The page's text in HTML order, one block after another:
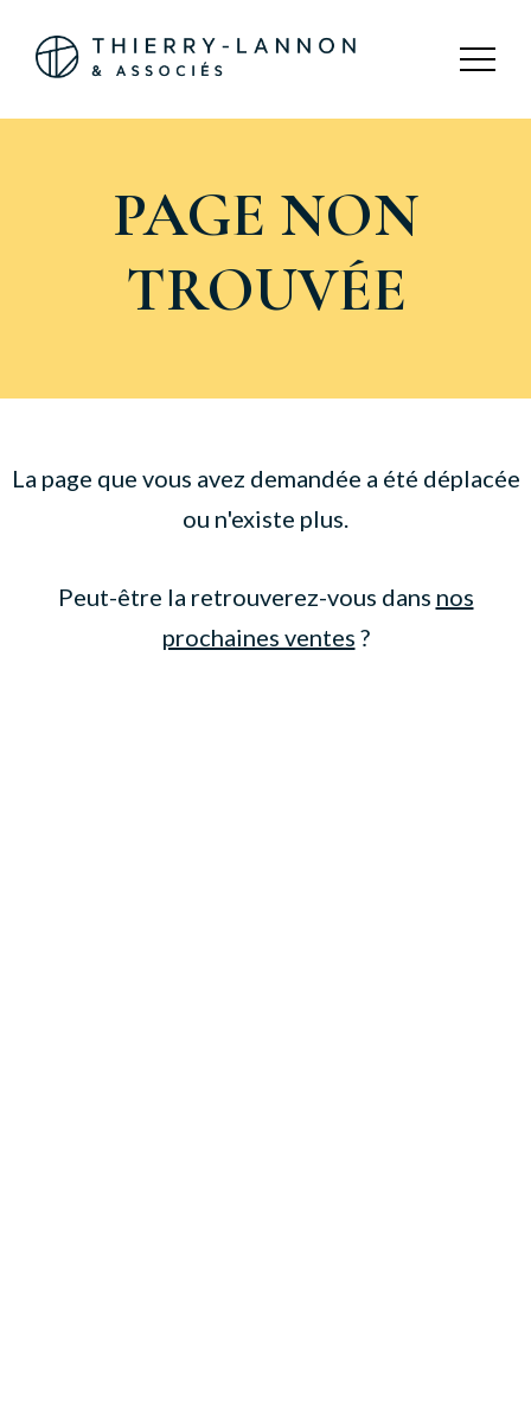
PAGE NON
TROUVÉE
La page que vous avez demandée a été déplacée
ou n'existe plus.
Peut-être la retrouverez-vous dans nos
prochaines ventes ?